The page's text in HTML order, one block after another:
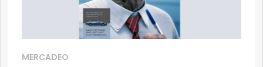
MERCADEO